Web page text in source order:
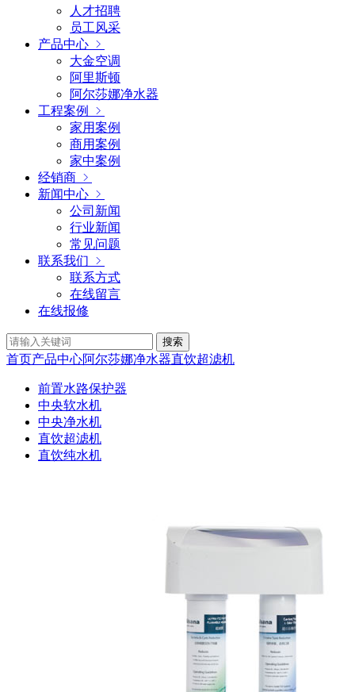
人才招聘
员工风采
产品中心
大金空调
阿里斯顿
阿尔莎娜净水器
工程案例
家用案例
商用案例
家中案例
经销商
新闻中心
公司新闻
行业新闻
常见问题
联系我们
联系方式
在线留言
在线报修
搜索
首页产品中心阿尔莎娜净水器直饮超滤机
前置水路保护器
中央软水机
中央净水机
直饮超滤机
直饮纯水机